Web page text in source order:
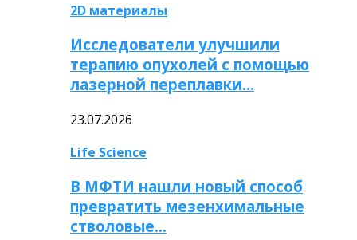
2D материалы
Исследователи улучшили
терапию опухолей с помощью
лазерной переплавки…
23.07.2026
Life Science
В МФТИ нашли новый способ
превратить мезенхимальные
стволовые…